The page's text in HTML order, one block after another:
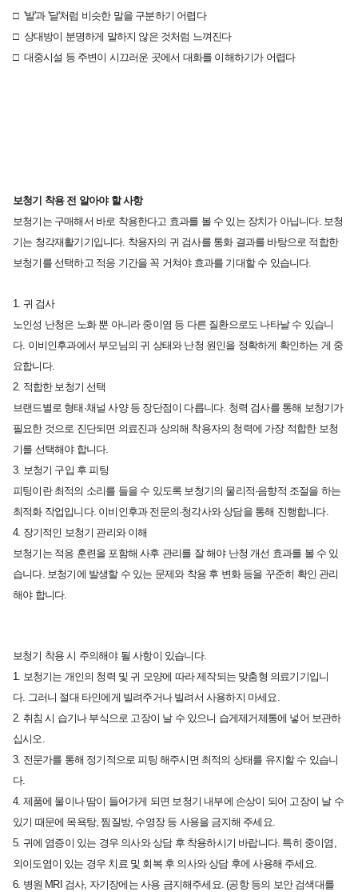
□ '발'과 '달'처럼 비슷한 말을 구분하기 어렵다
□ 상대방이 분명하게 말하지 않은 것처럼 느껴진다
□ 대중시설 등 주변이 시끄러운 곳에서 대화를 이해하기가 어렵다
보청기 착용 전 알아야 할 사항
보청기는 구매해서 바로 착용한다고 효과를 볼 수 있는 장치가 아닙니다. 보청
기는 청각재활기기입니다. 착용자의 귀 검사를 통화 결과를 바탕으로 적합한
보청기를 선택하고 적응 기간을 꼭 거쳐야 효과를 기대할 수 있습니다.
1. 귀 검사
노인성 난청은 노화 뿐 아니라 중이염 등 다른 질환으로도 나타날 수 있습니
다. 이비인후과에서 부모님의 귀 상태와 난청 원인을 정확하게 확인하는 게 중
요합니다.
2. 적합한 보청기 선택
브랜드별로 형태·채널 사양 등 장단점이 다릅니다. 청력 검사를 통해 보청기가
필요한 것으로 진단되면 의료진과 상의해 착용자의 청력에 가장 적합한 보청
기를 선택해야 합니다.
3. 보청기 구입 후 피팅
피팅이란 최적의 소리를 들을 수 있도록 보청기의 물리적·음향적 조절을 하는
최적화 작업입니다. 이비인후과 전문의·청각사와 상담을 통해 진행합니다.
4. 장기적인 보청기 관리와 이해
보청기는 적응 훈련을 포함해 사후 관리를 잘 해야 난청 개선 효과를 볼 수 있
습니다. 보청기에 발생할 수 있는 문제와 착용 후 변화 등을 꾸준히 확인 관리
해야 합니다.
보청기 착용 시 주의해야 될 사항이 있습니다.
1. 보청기는 개인의 청력 및 귀 모양에 따라 제작되는 맞춤형 의료기기입니
다. 그러니 절대 타인에게 빌려주거나 빌려서 사용하지 마세요.
2. 취침 시 습기나 부식으로 고장이 날 수 있으니 습게제거제통에 넣어 보관하
십시오.
3. 전문가를 통해 정기적으로 피팅 해주시면 최적의 상태를 유지할 수 있습니
다.
4. 제품에 물이나 땀이 들어가게 되면 보청기 내부에 손상이 되어 고장이 날 수
있기 때문에 목욕탕, 찜질방, 수영장 등 사용을 금지해 주세요.
5. 귀에 염증이 있는 경우 의사와 상담 후 착용하시기 바랍니다. 특히 중이염,
외이도염이 있는 경우 치료 및 회복 후 의사와 상담 후에 사용해 주세요.
6. 병원 MRI 검사, 자기장에는 사용 금지해주세요.(공항 등의 보안 검색대를